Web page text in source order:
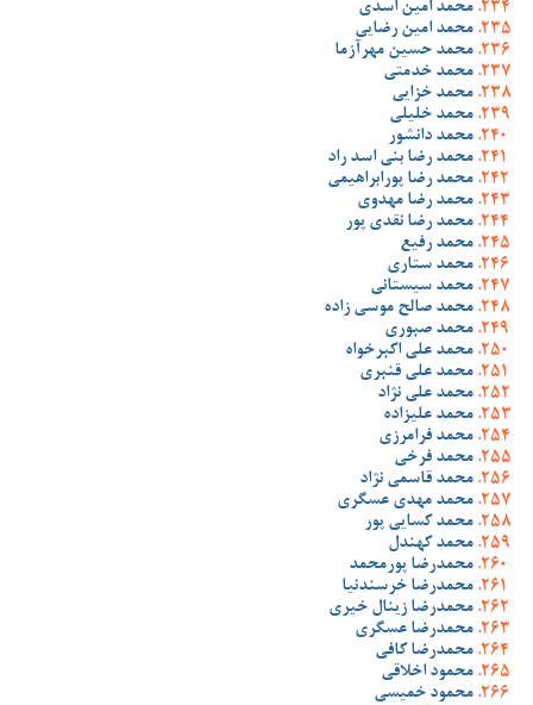
محمد امین اسدی
محمد امین رضایی
محمد حسین مهرآزما
محمد خدمتی
محمد خزایی
محمد خلیلی
محمد دانشور
محمد رضا بنی اسد راد
محمد رضا پورابراهیمی
محمد رضا مهدوی
محمد رضا نقدی پور
محمد رفیع
محمد ستاری
محمد سیستانی
محمد صالح موسی زاده
محمد صبوری
محمد علی اکبرخواه
محمد علی قنبری
محمد علی نژاد
محمد علیزاده
محمد فرامرزی
محمد فرخی
محمد قاسمی نژاد
محمد مهدی عسگری
محمد کسایی پور
محمد کهندل
محمدرضا پورمحمد
محمدرضا خرسندنیا
محمدرضا زینال خیری
محمدرضا عسگری
محمدرضا کافی
محمود اخلاقی
محمود خمیسی